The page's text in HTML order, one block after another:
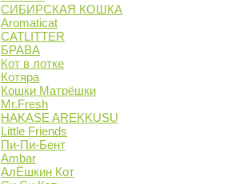
СИБИРСКАЯ КОШКА
Aromaticat
CATLITTER
БРАВА
Кот в лотке
Котяра
Кошки Матрёшки
Mr.Fresh
HAKASE AREKKUSU
Little Friends
Пи-Пи-Бент
Ambar
АлЁшкин Кот